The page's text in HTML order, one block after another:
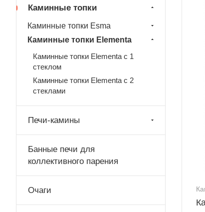
Каминные топки
Каминные топки Esma
Каминные топки Elementa
Каминные топки Elementa с 1
стеклом
Каминные топки Elementa с 2
стеклами
Печи-камины
Банные печи для
коллективного парения
Очаги